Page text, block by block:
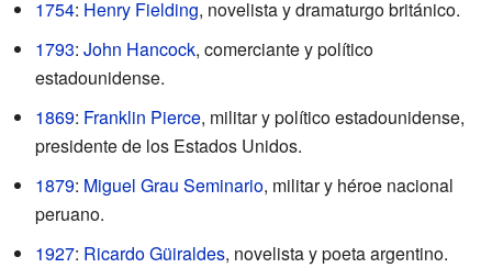
1754: Henry Fielding, novelista y dramaturgo británico.
1793: John Hancock, comerciante y político
estadounidense.
1869: Franklin Pierce, militar y político estadounidense,
presidente de los Estados Unidos.
1879: Miguel Grau Seminario, militar y héroe nacional
peruano.
1927: Ricardo Güiraldes, novelista y poeta argentino.